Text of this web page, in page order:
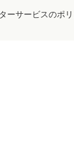
ーサービスのポ